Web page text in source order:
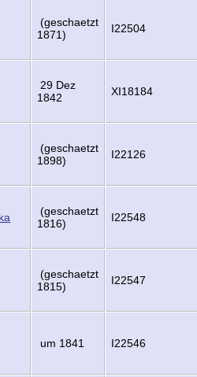
(geschaetzt
1871)
I22504
29 Dez
1842
XI18184
(geschaetzt
1898)
I22126
(geschaetzt
1816)
I22548
(geschaetzt
1815)
I22547
um 1841 I22546